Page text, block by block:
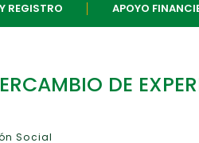
REGISTRO APOYO
DE
Social